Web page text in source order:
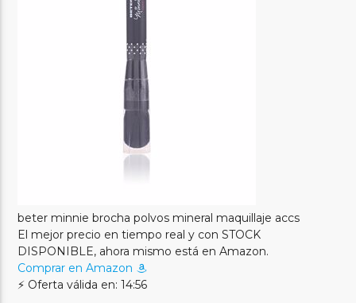
beter minnie brocha polvos mineral maquillaje accs
El mejor precio en tiempo real y con STOCK
DISPONIBLE, ahora mismo está en Amazon.
Comprar en Amazon
⚡ Oferta válida en: 14:56